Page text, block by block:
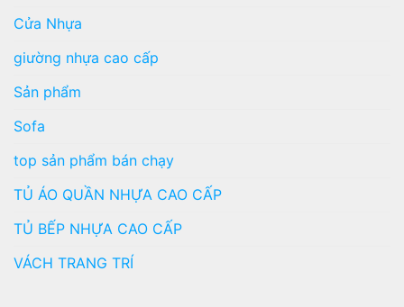
Cửa Nhựa
giường nhựa cao cấp
Sản phẩm
Sofa
top sản phẩm bán chạy
TỦ ÁO QUẦN NHỰA CAO CẤP
TỦ BẾP NHỰA CAO CẤP
VÁCH TRANG TRÍ